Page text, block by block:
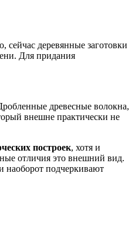
сейчас деревянные заготовки
Для придания
древесные волокна,
внешне практически не
построек, хотя и
отличия это внешний вид.
наоборот подчеркивают